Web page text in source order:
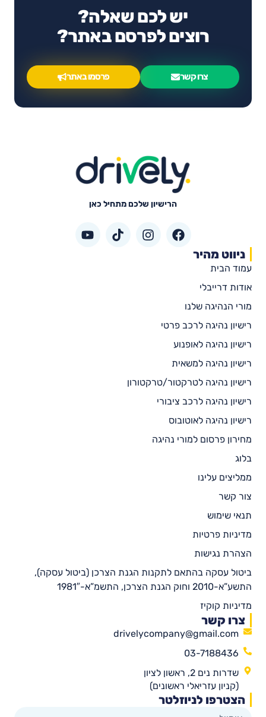
יש לכם שאלה?
רוצים לפרסם באתר?
צרו קשר פרסמו באתר
הרישיון שלכם מתחיל כאן
ניווט מהיר
עמוד הבית
אודות דרייבלי
מורי הנהיגה שלנו
רישיון נהיגה לרכב פרטי
רישיון נהיגה לאופנוע
רישיון נהיגה למשאית
רישיון נהיגה לטרקטור/טרקטורון
רישיון נהיגה לרכב ציבורי
רישיון נהיגה לאוטובוס
מחירון פרסום למורי נהיגה
בלוג
ממליצים עלינו
צור קשר
תנאי שימוש
מדיניות פרטיות
הצהרת נגישות
ביטול עסקה בהתאם לתקנות הגנת הצרכן (ביטול עסקה),
התשע”א-2010 וחוק הגנת הצרכן, התשמ”א-1981″
מדיניות קוקיז
צרו קשר
drivelycompany@gmail.com
03-7188436
שדרות נים 2, ראשון לציון
(קניון עזריאלי ראשונים)
הצטרפו לניוזלטר